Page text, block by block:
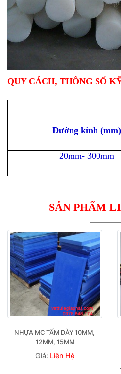
QUY CÁCH, THÔNG SỐ
Đường kính (mm)
20mm- 300mm
SẢN PHẨM
NHỰA MC TẤM DÀY 10MM,
12MM, 15MM
Giá: Liên Hệ